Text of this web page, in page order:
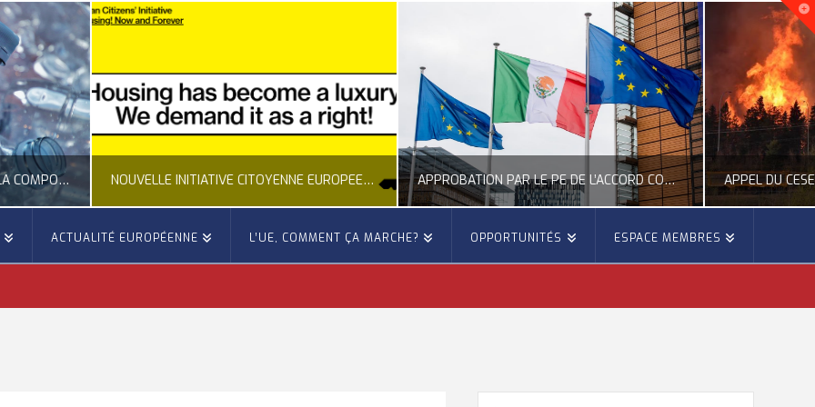
NOUVELLE INITIATIVE CITOYENNE EUROPÉENNE SUR LE LOGEMENT
ACTUALITÉ DE LA REPRÉSENTATION D’OCCITANIE EUROPE, CITOYENNETÉ, LOGEMENT
APPROBATION PAR LE PE DE L’ACCORD COMMERCIAL ENTRE L’UE ET LE MEXIQUE
ACTION EXTÉRIEURE, ACTUALITÉ DE L'UNION EUROPÉENNE
APPEL DU CESE À UNE MEILLEURE PRÉVENTION DES FEUX DE FORÊTS
ACTUALITÉ DE L'UNION EUROPÉENNE, ACTUALITÉ DE LA REPRÉSENTATION D’OCCITANIE EUROPE, ÉNERGIE - ENVIRONNEMENT - CLIMAT, FORÊTS
ACTUALITÉ EUROPÉENNE L’UE, COMMENT ÇA MARCHE? OPPORTUNITÉS ESPACE MEMBRES